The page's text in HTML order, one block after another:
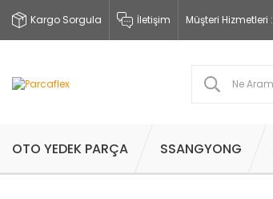
Kargo Sorgula İletişim Müşteri Hizmetleri :
OTO YEDEK PARÇA SSANGYONG